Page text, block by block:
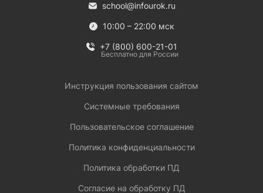
school@infourok.ru
10:00 – 22:00 мск
+7 (800) 600-21-01
Бесплатно для России
Инструкция пользования сайтом
Системные требования
Пользовательское соглашение
Политика конфиденциальности
Политика обработки ПД
Согласие на обработку ПД